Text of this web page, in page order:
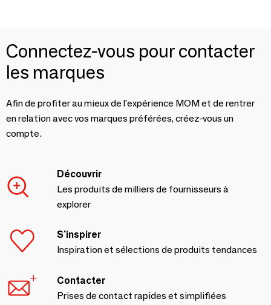
Connectez-vous pour contacter
les marques
Afin de profiter au mieux de l'expérience MOM et de rentrer
en relation avec vos marques préférées, créez-vous un
compte.
Découvrir
Les produits de milliers de fournisseurs à
explorer
S'inspirer
Inspiration et sélections de produits tendances
Contacter
Prises de contact rapides et simplifiées